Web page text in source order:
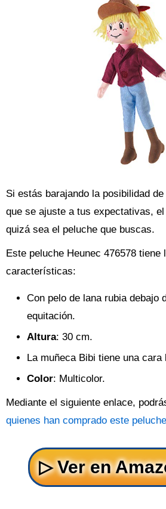
Si estás barajando la posibilidad
que se ajuste a tus expectativas,
quizá sea el peluche que buscas.
Este peluche Heunec 476578 tiene
características:
Con pelo de lana rubia debajo
equitación.
Altura: 30 cm.
La muñeca Bibi tiene una cara
Color: Multicolor.
Mediante el siguiente enlace,
quienes han comprado este